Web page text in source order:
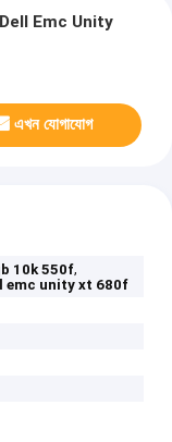
Emc Unity
এখন যোগাযোগ
10k 550f,
emc unity xt 680f